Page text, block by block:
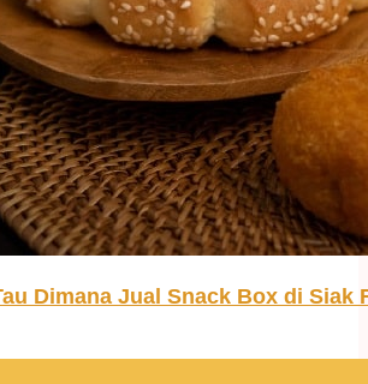
Dimana Jual Snack Box di Siak